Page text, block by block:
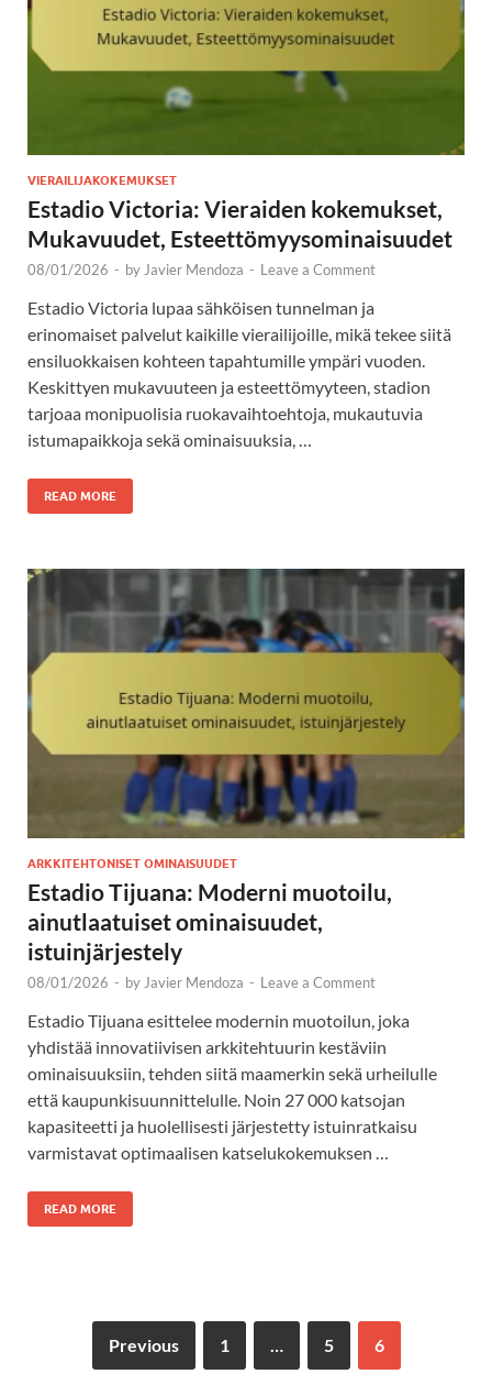
VIERAILIJAKOKEMUKSET
Estadio Victoria: Vieraiden kokemukset,
Mukavuudet, Esteettömyysominaisuudet
08/01/2026 - by Javier Mendoza - Leave a Comment
Estadio Victoria lupaa sähköisen tunnelman ja
erinomaiset palvelut kaikille vierailijoille, mikä tekee siitä
ensiluokkaisen kohteen tapahtumille ympäri vuoden.
Keskittyen mukavuuteen ja esteettömyyteen, stadion
tarjoaa monipuolisia ruokavaihtoehtoja, mukautuvia
istumapaikkoja sekä ominaisuuksia, …
READ MORE
ARKKITEHTONISET OMINAISUUDET
Estadio Tijuana: Moderni muotoilu,
ainutlaatuiset ominaisuudet,
istuinjärjestely
08/01/2026 - byJavier Mendoza - Leave a Comment
Estadio Tijuana esittelee modernin muotoilun, joka
yhdistää innovatiivisen arkkitehtuurin kestäviin
ominaisuuksiin, tehden siitä maamerkin sekä urheilulle
että kaupunkisuunnittelulle. Noin 27 000 katsojan
kapasiteetti ja huolellisesti järjestetty istuinratkaisu
varmistavat optimaalisen katselukokemuksen …
READ MORE
Previous 1 … 5 6